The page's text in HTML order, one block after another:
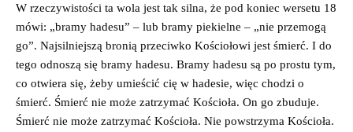
W rzeczywistości ta wola jest tak silna, że pod koniec wersetu 18
mówi: „bramy hadesu” – lub bramy piekielne – „nie przemogą
go”. Najsilniejszą bronią przeciwko Kościołowi jest śmierć. I do
tego odnoszą się bramy hadesu. Bramy hadesu są po prostu tym,
co otwiera się, żeby umieścić cię w hadesie, więc chodzi o
śmierć. Śmierć nie może zatrzymać Kościoła. On go zbuduje.
Śmierć nie może zatrzymać Kościoła. Nie powstrzyma Kościoła.